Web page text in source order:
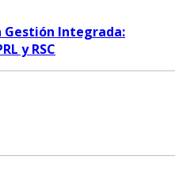
Gestión Integrada:
y RSC